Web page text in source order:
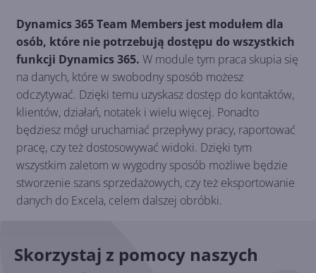
Dynamics 365 Team Members jest modułem dla
osób, które nie potrzebują dostępu do wszystkich
funkcji Dynamics 365. W module tym praca skupia się
na danych, które w swobodny sposób możesz
odczytywać. Dzięki temu uzyskasz dostęp do kontaktów,
klientów, działań, notatek i wielu więcej. Ponadto
będziesz mógł uruchamiać przepływy pracy, raportować
pracę, czy też dostosowywać widoki. Dzięki tym
wszystkim zaletom w wygodny sposób możliwe będzie
stworzenie szans sprzedażowych, czy też eksportowanie
danych do Excela, celem dalszej obróbki.
Skorzystaj z pomocy naszych